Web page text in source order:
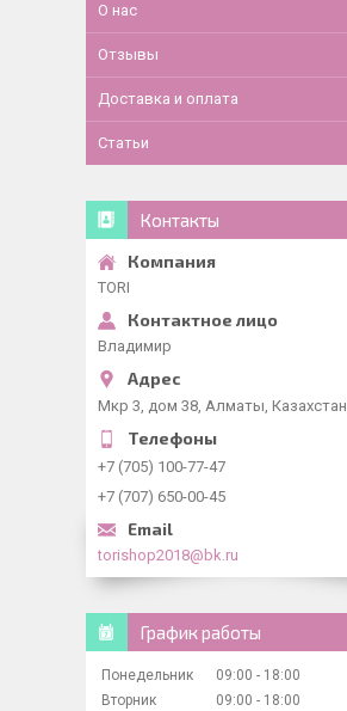
О нас
Отзывы
Доставка и оплата
Статьи
Контакты
TORI
Владимир
Мкр 3, дом 38, Алматы, Казахстан
+7 (705) 100-77-47
+7 (707) 650-00-45
torishop2018@bk.ru
График работы
Понедельник 09:00
18:00
Вторник
09:00
18:00